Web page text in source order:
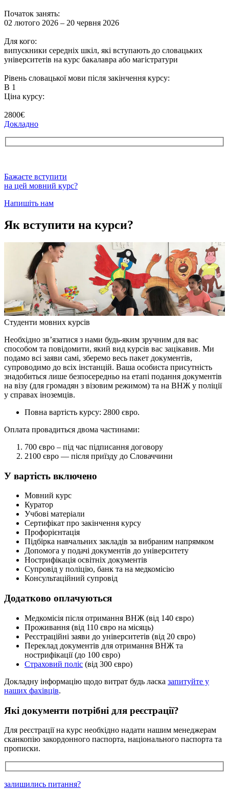
Початок занять:
02 лютого 2026 – 20 червня 2026
Для кого:
випускники середніх шкіл, які вступають до словацьких
університетів на курс бакалавра або магістратури
Рівень словацької мови після закінчення курсу:
В 1
Ціна курсу:
2800€
Докладно
Бажаєте вступити
на цей мовний курс?
Напишіть нам
Як вступити на курси?
Студенти мовних курсів
Необхідно зв’язатися з нами будь-яким зручним для вас
способом та повідомити, який вид курсів вас зацікавив. Ми
подамо всі заяви самі, зберемо весь пакет документів,
супроводимо до всіх інстанцій. Ваша особиста присутність
знадобиться лише безпосередньо на етапі подання документів
на візу (для громадян з візовим режимом) та на ВНЖ у поліції
у справах іноземців.
Повна вартість курсу: 2800 євро.
Оплата провадиться двома частинами:
700 євро – під час підписання договору
2100 євро — після приїзду до Словаччини
У вартість включено
Мовний курс
Куратор
Учбові матеріали
Сертифікат про закінчення курсу
Профорієнтація
Підбірка навчальних закладів за вибраним напрямком
Допомога у подачі документів до університету
Нострифікація освітніх документів
Супровід у поліцію, банк та на медкомісію
Консультаційний супровід
Додатково оплачуються
Медкомісія після отримання ВНЖ (від 140 євро)
Проживання (від 110 євро на місяць)
Реєстраційні заяви до університетів (від 20 євро)
Переклад документів для отримання ВНЖ та
нострифікації (до 100 євро)
Страховий поліс (від 300 євро)
Докладну інформацію щодо витрат будь ласка запитуйте у
наших фахівців.
Які документи потрібні для реєстрації?
Для реєстрації на курс необхідно надати нашим менеджерам
сканкопію закордонного паспорта, національного паспорта та
прописки.
залишились питання?